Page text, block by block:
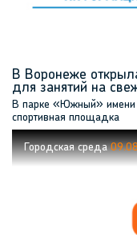
В Воронеже
для занятий на
В парке «Южный» имени
спортивная площадка
Городская среда